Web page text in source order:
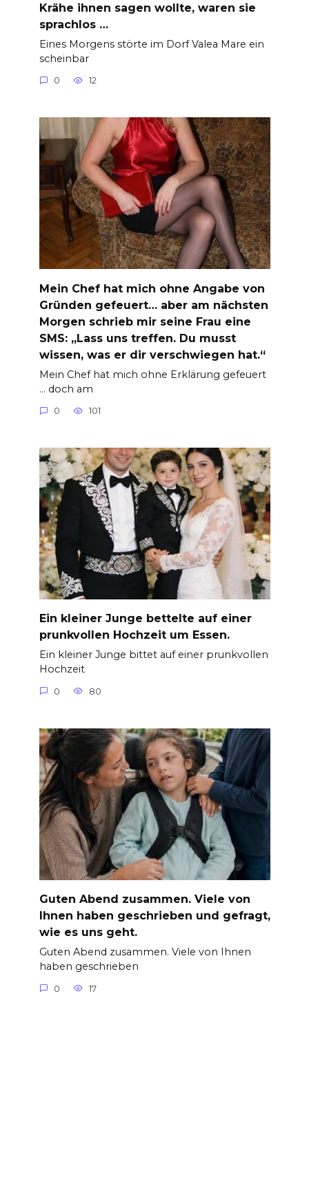
Krähe ihnen sagen wollte, waren sie
sprachlos …
Eines Morgens störte im Dorf Valea Mare ein
scheinbar
0 12
Mein Chef hat mich ohne Angabe von
Gründen gefeuert… aber am nächsten
Morgen schrieb mir seine Frau eine
SMS: „Lass uns treffen. Du musst
wissen, was er dir verschwiegen hat.“
Mein Chef hat mich ohne Erklärung gefeuert
… doch am
0 101
Ein kleiner Junge bettelte auf einer
prunkvollen Hochzeit um Essen.
Ein kleiner Junge bittet auf einer prunkvollen
Hochzeit
0 80
Guten Abend zusammen. Viele von
Ihnen haben geschrieben und gefragt,
wie es uns geht.
Guten Abend zusammen. Viele von Ihnen
haben geschrieben
0 17